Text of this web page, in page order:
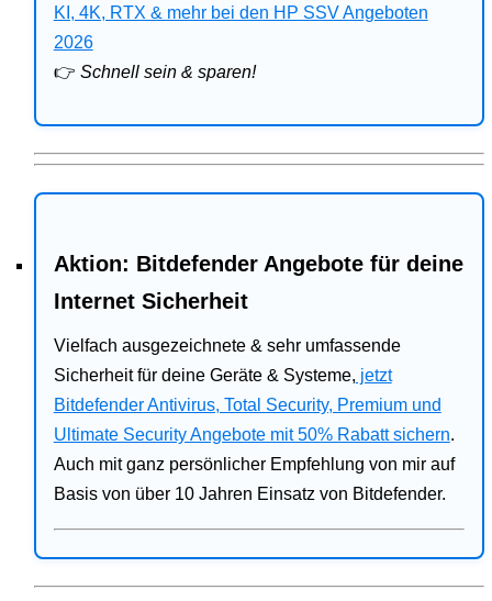
Bitdefender
Ratgeber
KI, 4K, RTX & mehr bei den HP SSV Angeboten
2026
👉 Schnell sein & sparen!
Aktion: Bitdefender Angebote für deine
Internet Sicherheit
Vielfach ausgezeichnete & sehr umfassende
Sicherheit für deine Geräte & Systeme, jetzt
Bitdefender Antivirus, Total Security, Premium und
Ultimate Security Angebote mit 50% Rabatt sichern.
Auch mit ganz persönlicher Empfehlung von mir auf
Basis von über 10 Jahren Einsatz von Bitdefender.